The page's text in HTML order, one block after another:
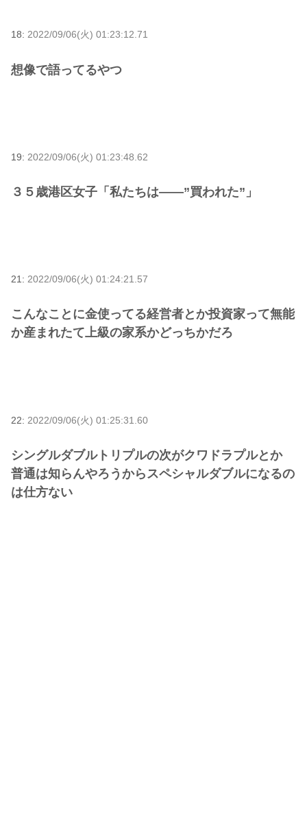
18: 2022/09/06(火) 01:23:12.71
想像で語ってるやつ
19: 2022/09/06(火) 01:23:48.62
３５歳港区女子「私たちは――”買われた”」
21: 2022/09/06(火) 01:24:21.57
こんなことに金使ってる経営者とか投資家って無能
か産まれたて上級の家系かどっちかだろ
22: 2022/09/06(火) 01:25:31.60
シングルダブルトリプルの次がクワドラプルとか
普通は知らんやろうからスペシャルダブルになるの
は仕方ない